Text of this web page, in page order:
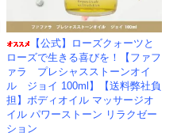
【公式】ローズクォーツと
ローズで生きる喜びを！【ファフ
ァラ プレシャスストーンオイ
ル ジョイ 100ml】【送料弊社負
担】ボディオイル マッサージオ
イル パワーストーン リラクゼー
ション